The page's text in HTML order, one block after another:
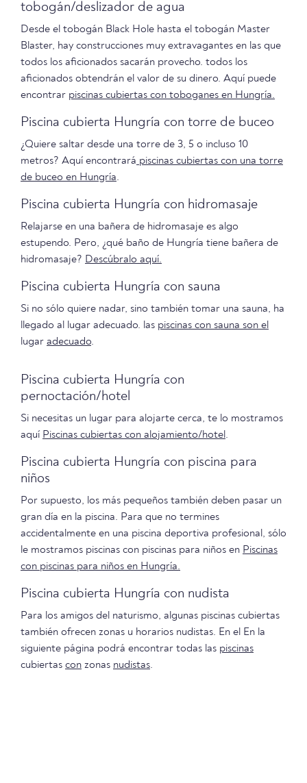
tobogán/deslizador de agua
Desde el tobogán Black Hole hasta el tobogán Master
Blaster, hay construcciones muy extravagantes en las que
todos los aficionados sacarán provecho. todos los
aficionados obtendrán el valor de su dinero. Aquí puede
encontrar piscinas cubiertas con toboganes en Hungría.
Piscina cubierta Hungría con torre de buceo
¿Quiere saltar desde una torre de 3, 5 o incluso 10
metros? Aquí encontrará piscinas cubiertas con una torre
de buceo en Hungría.
Piscina cubierta Hungría con hidromasaje
Relajarse en una bañera de hidromasaje es algo
estupendo. Pero, ¿qué baño de Hungría tiene bañera de
hidromasaje? Descúbralo aquí.
Piscina cubierta Hungría con sauna
Si no sólo quiere nadar, sino también tomar una sauna, ha
llegado al lugar adecuado. las piscinas con sauna son el
lugar adecuado.
Piscina cubierta Hungría con
pernoctación/hotel
Si necesitas un lugar para alojarte cerca, te lo mostramos
aquí Piscinas cubiertas con alojamiento/hotel .
Piscina cubierta Hungría con piscina para
niños
Por supuesto, los más pequeños también deben pasar un
gran día en la piscina. Para que no termines
accidentalmente en una piscina deportiva profesional, sólo
le mostramos piscinas con piscinas para niños en Piscinas
con piscinas para niños en Hungría.
Piscina cubierta Hungría con nudista
Para los amigos del naturismo, algunas piscinas cubiertas
también ofrecen zonas u horarios nudistas. En el En la
siguiente página podrá encontrar todas las piscinas
cubiertas con zonas nudistas.